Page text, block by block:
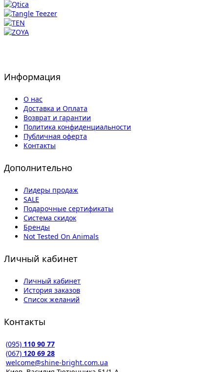
Информация
О нас
Доставка и Оплата
Возврат и гарантии
Политика конфиденциальности
Публичная оферта
Контакты
Дополнительно
Лидеры продаж
SALE
Подарочные сертификаты
Система скидок
Бренды
Not Tested On Animals
Личный кабинет
Личный кабинет
История заказов
Список желаний
Контакты
(095) 110 90 77
(067) 120 69 28
welcome@shine-bright.com.ua